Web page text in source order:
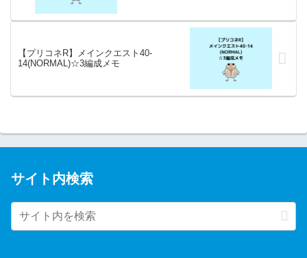
【プリコネR】メインクエスト40-
14(NORMAL)☆3編成メモ
サイト内検索